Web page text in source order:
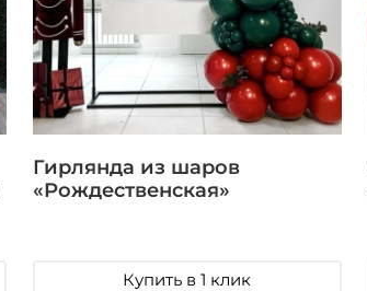
Гирлянда из шаров
«Рождественская»
Купить в 1 клик